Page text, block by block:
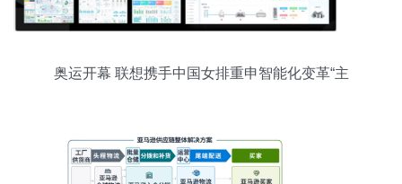
奥运开幕 联想携手中国女排重申智能化变革“主